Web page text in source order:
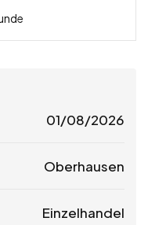
01/08/2026
Oberhausen
Einzelhandel